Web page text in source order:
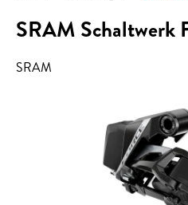
SRAM Schaltwerk
SRAM
Bildergalerie überspringen